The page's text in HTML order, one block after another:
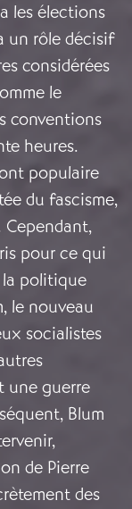
les élections
un rôle décisif
considérées
le
conventions
heures.
populaire
du fascisme,
Cependant,
pour ce qui
la politique
le nouveau
socialistes
une guerre
Blum
de Pierre
des